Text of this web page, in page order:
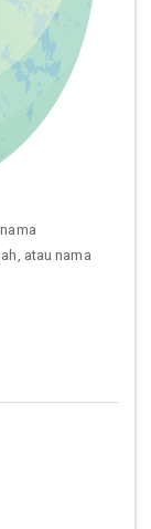
atau nama